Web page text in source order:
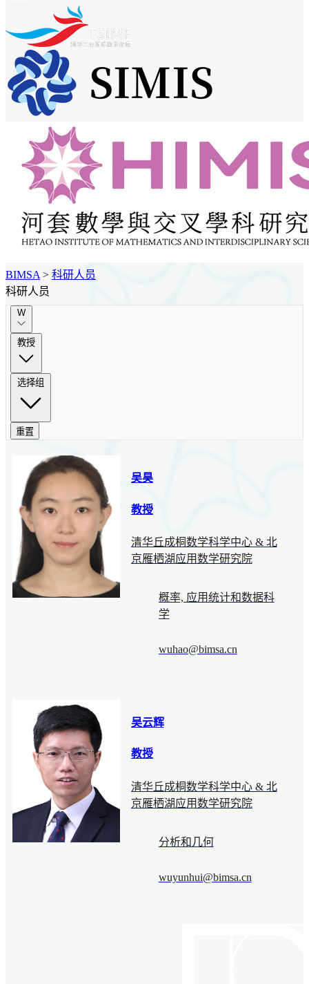
BIMSA > 科研人员
科研人员
W
教授
选择组
重置
吴昊
教授
清华丘成桐数学科学中心 & 北
京雁栖湖应用数学研究院
概率, 应用统计和数据科
学
wuhao@bimsa.cn
吴云辉
教授
清华丘成桐数学科学中心 & 北
京雁栖湖应用数学研究院
分析和几何
wuyunhui@bimsa.cn